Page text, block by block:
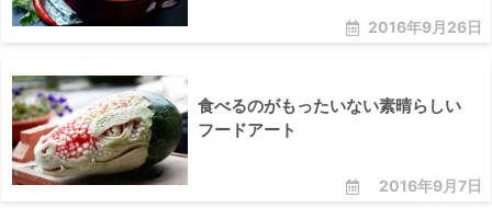
2016年9月26日
2016年9月7日
食べるのがもったいない素晴らしい
フードアート